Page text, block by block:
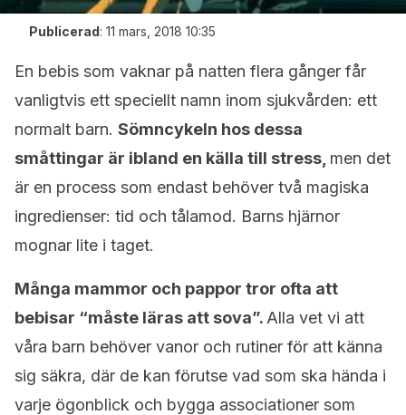
Publicerad: 11 mars, 2018 10:35
En bebis som vaknar på natten flera gånger får
vanligtvis ett speciellt namn inom sjukvården: ett
normalt barn. Sömncykeln hos dessa
småttingar är ibland en källa till stress, men det
är en process som endast behöver två magiska
ingredienser: tid och tålamod. Barns hjärnor
mognar lite i taget.
Många mammor och pappor tror ofta att
bebisar “måste läras att sova”. Alla vet vi att
våra barn behöver vanor och rutiner för att känna
sig säkra, där de kan förutse vad som ska hända i
varje ögonblick och bygga associationer som